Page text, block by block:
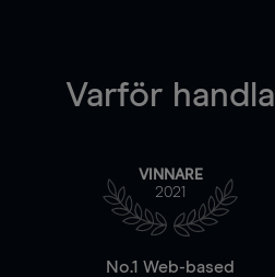
Varför handla
VINNARE
2021
No.1 Web-based